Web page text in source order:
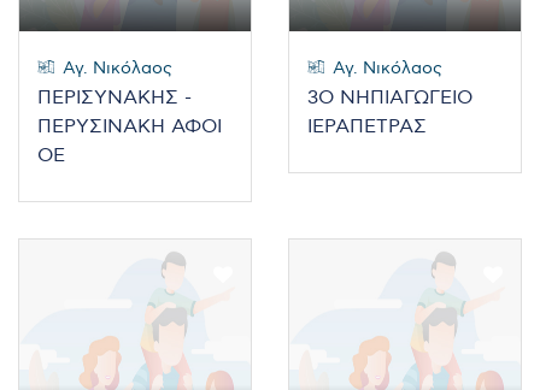
Αγ. Νικόλαος
ΠΕΡΙΣΥΝΑΚΗΣ -
ΠΕΡΥΣΙΝΑΚΗ ΑΦΟΙ
ΟΕ
Αγ. Νικόλαος
3O ΝΗΠΙΑΓΩΓΕΙΟ
ΙΕΡΑΠΕΤΡΑΣ